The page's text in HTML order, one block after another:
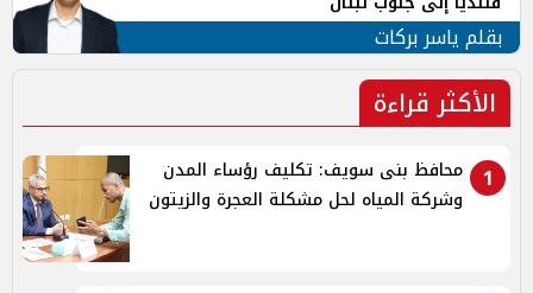
بقلم ياسر بركات
الأكثر قراءة
1
محافظ بنى سويف: تكليف رؤساء المدن
وشركة المياه لحل مشكلة العجرة والزيتون